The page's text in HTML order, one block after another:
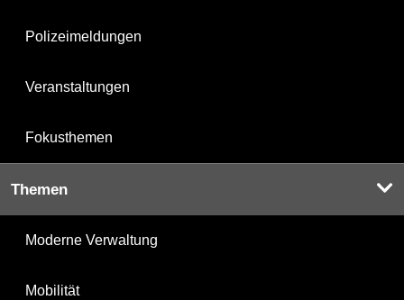
Polizeimeldungen
Veranstaltungen
Fokusthemen
Themen
Moderne Verwaltung
Mobilität